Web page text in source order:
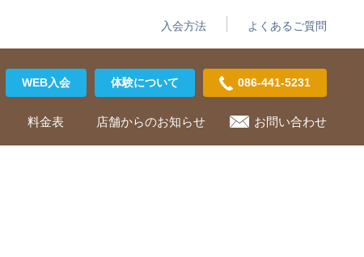
入会方法 よくあるご質問
料金表 店舗からのお知らせ お問い合わせ
WEB入会 体験について 086-441-5231